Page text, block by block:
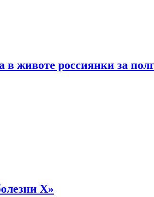
в животе россиянки за
Х»